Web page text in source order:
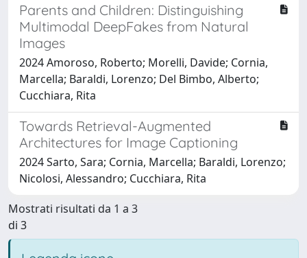
Parents and Children: Distinguishing
Multimodal DeepFakes from Natural
Images
2024 Amoroso, Roberto; Morelli, Davide; Cornia,
Marcella; Baraldi, Lorenzo; Del Bimbo, Alberto;
Cucchiara, Rita
Towards Retrieval-Augmented
Architectures for Image Captioning
2024 Sarto, Sara; Cornia, Marcella; Baraldi, Lorenzo;
Nicolosi, Alessandro; Cucchiara, Rita
Mostrati risultati da 1 a 3
di 3